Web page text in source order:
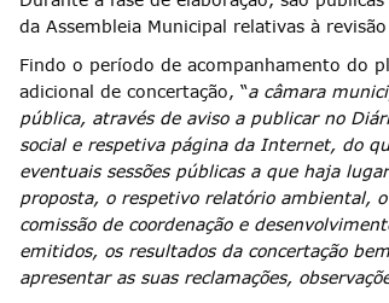
da Assembleia Municipal relativas à
Findo o período de acompanhamento do
adicional de concertação, “a câmara
pública, através de aviso a publicar no
social e respetiva página da Internet, do
eventuais sessões públicas a que haja
proposta, o respetivo relatório ambiental,
comissão de coordenação e
emitidos, os resultados da concertação
apresentar as suas reclamações,